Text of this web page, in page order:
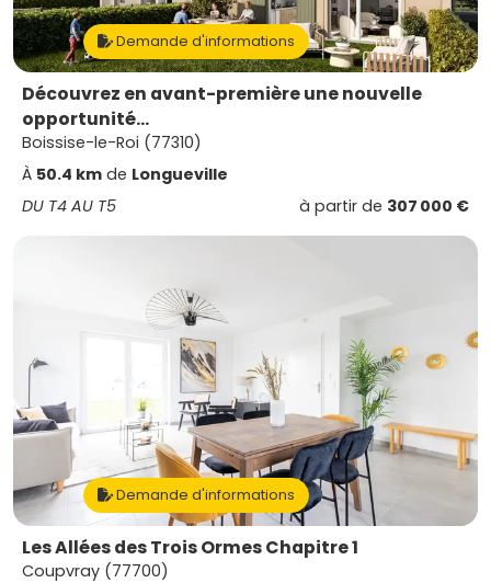
Demande d'informations
Découvrez en avant-première une nouvelle
opportunité...
Boissise-le-Roi (77310)
À 50.4 km de Longueville
DU T4 AU T5
à partir de 307 000 €
Demande d'informations
Les Allées des Trois Ormes Chapitre 1
Coupvray (77700)